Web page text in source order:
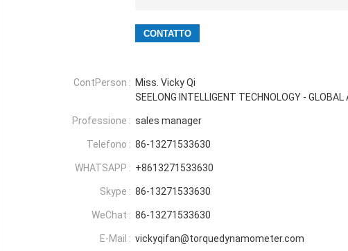
ContPerson : Miss. Vicky Qi
SEELONG INTELLIGENT TECHNOLOGY -
Professione : sales manager
Telefono : 86-13271533630
WHATSAPP : +8613271533630
Skype : 86-13271533630
WeChat : 86-13271533630
E-Mail : vickyqifan@torquedynamometer.com